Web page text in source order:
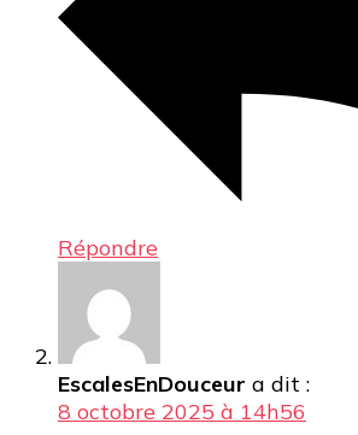
Répondre
EscalesEnDouceur a dit :
8 octobre 2025 à 14h56